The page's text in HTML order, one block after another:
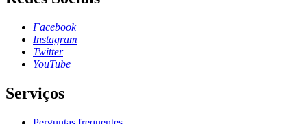
Facebook
Instagram
Twitter
YouTube
Serviços